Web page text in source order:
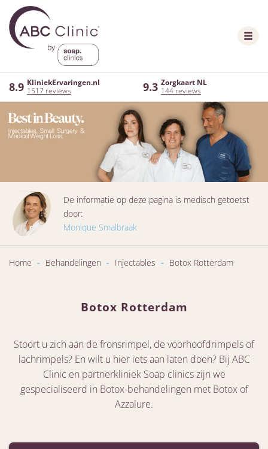
8.9 KliniekErvaringen.nl
1517 reviews
9.3 Zorgkaart NL
144 reviews
De informatie op deze pagina is medisch getoetst
door:
Monique Smalbraak
Home - Behandelingen - Injectables - Botox Rotterdam
Botox Rotterdam
Stoort u zich aan de fronsrimpel, de voorhoofdrimpels of
lachrimpels? En wilt u hier iets aan laten doen? Bij ABC
Clinic en partnerkliniek Soap clinics zijn we
gespecialiseerd in Botox-behandelingen met Botox of
Azzalure.